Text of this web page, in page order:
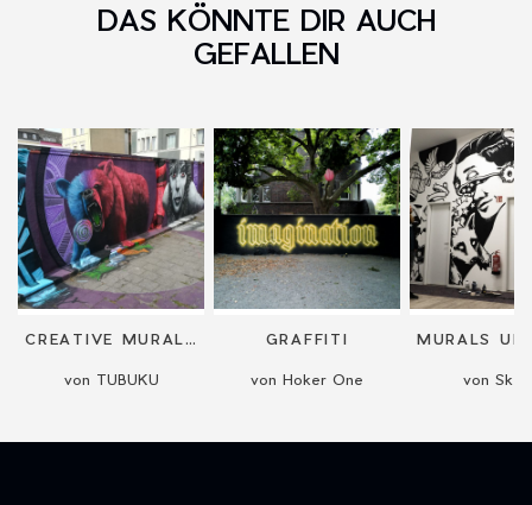
DAS KÖNNTE DIR AUCH
GEFALLEN
CREATIVE MURALS FOR CORPORATE AND PRIVATE CLIENTS
von TUBUKU
GRAFFITI
von Hoker One von